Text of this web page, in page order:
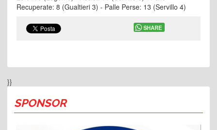
}}
SPONSOR
Recuperate: 8 (Gualtieri 3) - Palle Perse: 13 (Servillo 4)
SHARE